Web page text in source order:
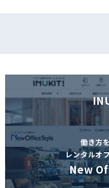
働き方
レンタルオ
New